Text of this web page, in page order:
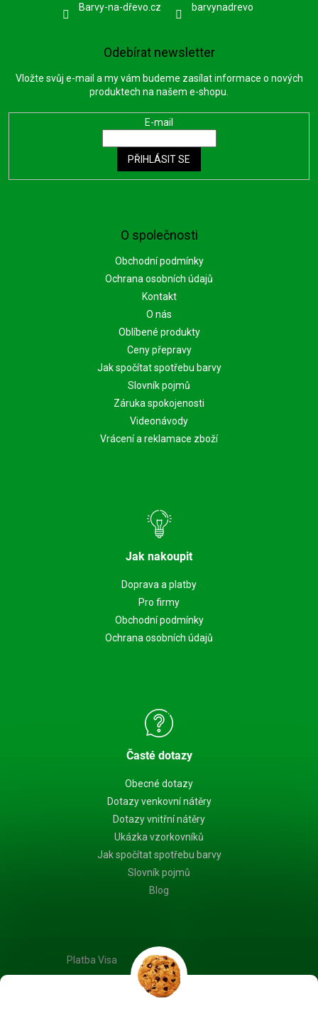
O společnosti
Obchodní podmínky
Ochrana osobních údajů
Kontakt
O nás
Oblíbené produkty
Ceny přepravy
Jak spočítat spotřebu barvy
Slovník pojmů
Záruka spokojenosti
Videonávody
Vrácení a reklamace zboží
Jak nakoupit
Doprava a platby
Pro firmy
Obchodní podmínky
Ochrana osobních údajů
Časté dotazy
Obecné dotazy
Dotazy venkovní nátěry
Dotazy vnitřní nátěry
Ukázka vzorkovníků
Jak spočítat spotřebu barvy
Slovník pojmů
Blog
Barvy-na-dřevo.cz barvynadrevo
Odebírat newsletter
Vložte svůj e-mail a my vám budeme zasílat informace o nových
produktech na našem e-shopu.
E-mail
PŘIHLÁSIT SE
Platba Visa